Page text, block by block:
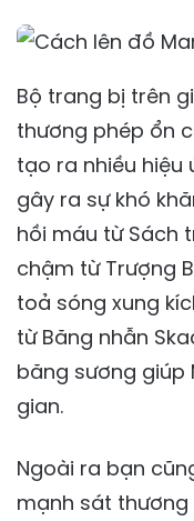
Bộ trang bị trên
thương phép ổn
tạo ra nhiều hiệu
gây ra sự khó
hồi máu từ Sách
chậm từ Trượng
toả sóng xung
từ Băng nhẫn
băng sương giúp
gian.
Ngoài ra bạn
mạnh sát